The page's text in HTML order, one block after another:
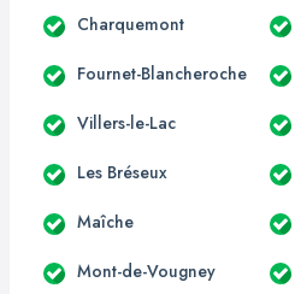
Charquemont
Fournet-Blancheroche
Villers-le-Lac
Les Bréseux
Maîche
Mont-de-Vougney